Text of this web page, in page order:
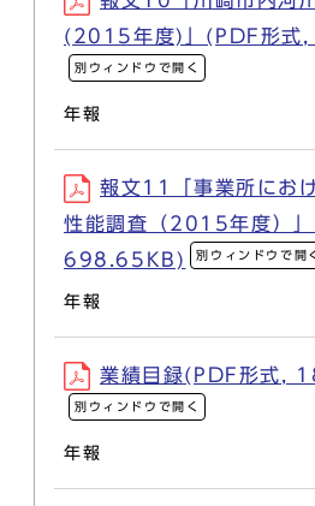
(2015年度)」(PDF形式
別ウィンドウで開く
年報
報文11「事業所にお
性能調査（2015年度）」
698.65KB)
別ウィンドウで開
年報
業績目録(PDF形式,
別ウィンドウで開く
年報